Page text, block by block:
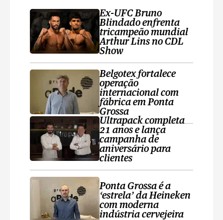
Ex-UFC Bruno
Blindado enfrenta
tricampeão mundial
Arthur Lins no CDL
Show
Belgotex fortalece
operação
internacional com
fábrica em Ponta
Grossa
Ultrapack completa
21 anos e lança
campanha de
aniversário para
clientes
Ponta Grossa é a
‘estrela’ da Heineken
com moderna
indústria cervejeira